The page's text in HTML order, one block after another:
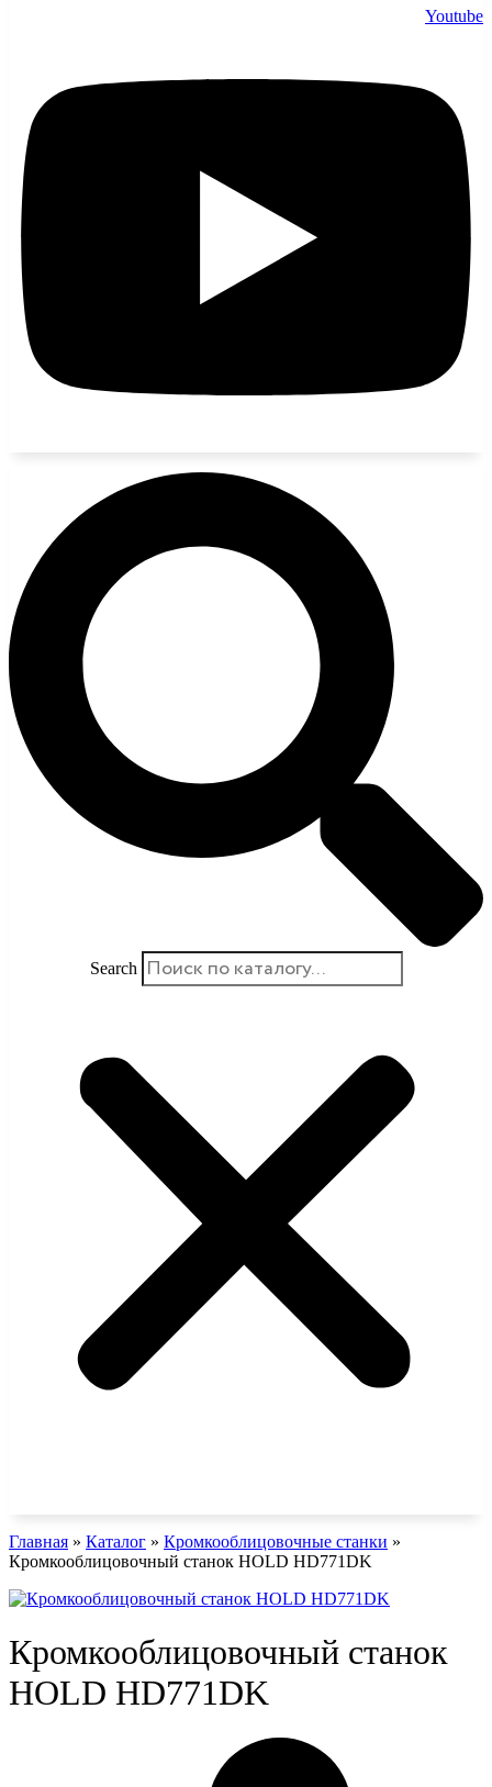
Youtube
Search
Главная » Каталог » Кромкооблицовочные станки »
Кромкооблицовочный станок HOLD HD771DK
Кромкооблицовочный станок
HOLD HD771DK